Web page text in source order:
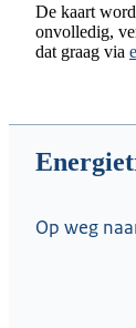
De kaart
onvolledig,
dat graag via
Op weg